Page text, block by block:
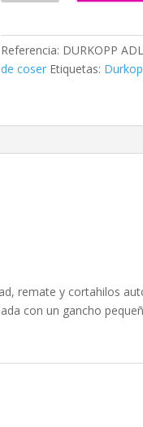
cantidad
Referencia: DURKOPP
de coser Etiquetas:
remate y cortahilos
con un gancho